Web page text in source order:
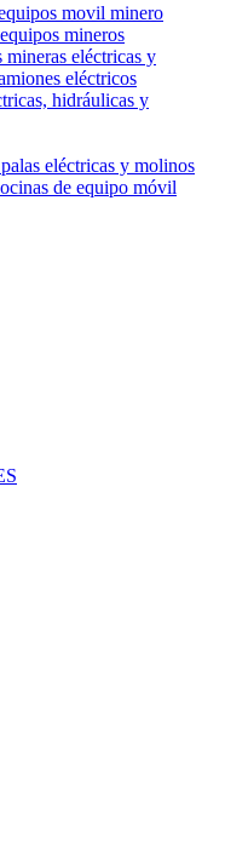
movil minero
mineros
mineras eléctricas y
eléctricos
hidráulicas y
eléctricas y molinos
de equipo móvil